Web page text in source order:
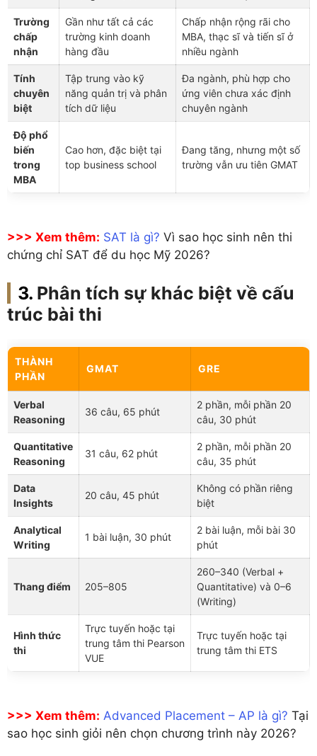
Trường
chấp
nhận
Gần như tất cả các
trường kinh doanh
hàng đầu
Chấp nhận rộng rãi cho
MBA, thạc sĩ và tiến sĩ ở
nhiều ngành
Tính
chuyên
biệt
Tập trung vào kỹ
năng quản trị và phân
tích dữ liệu
Đa ngành, phù hợp cho
ứng viên chưa xác định
chuyên ngành
Độ phổ
biến
trong
MBA
Cao hơn, đặc biệt tại
top business school
Đang tăng, nhưng một số
trường vẫn ưu tiên GMAT
>>> Xem thêm: SAT là gì? Vì sao học sinh nên thi
chứng chỉ SAT để du học Mỹ 2026?
Phân tích sự khác biệt về cấu
trúc bài thi
THÀNH
PHẦN
GMAT GRE
Verbal
Reasoning
36 câu, 65 phút
2 phần, mỗi phần 20
câu, 30 phút
Quantitative
Reasoning
31 câu, 62 phút
2 phần, mỗi phần 20
câu, 35 phút
Data
Insights
20 câu, 45 phút
Không có phần riêng
biệt
Analytical
Writing
1 bài luận, 30 phút
2 bài luận, mỗi bài 30
phút
Thang điểm 205–805
260–340 (Verbal +
Quantitative) và 0–6
(Writing)
Hình thức
thi
Trực tuyến hoặc tại
trung tâm thi Pearson
VUE
Trực tuyến hoặc tại
trung tâm thi ETS
>>> Xem thêm: Advanced Placement – AP là gì? Tại
sao học sinh giỏi nên chọn chương trình này 2026?